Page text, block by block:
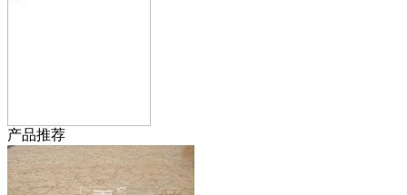
产品推荐